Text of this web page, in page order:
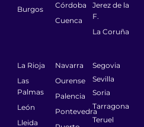
Burgos
Córdoba
Cuenca
Jerez de la
F.
La Coruña
La Rioja
Las
Palmas
León
Lleida
Navarra
Ourense
Palencia
Pontevedra
Segovia
Sevilla
Soria
Tarragona
Teruel